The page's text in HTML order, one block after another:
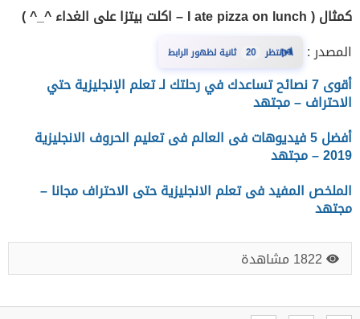
كمثال ( I ate pizza on lunch – اكلت بيتزا على الغداء ^_^ )
المصدر : ⏳انتظر 20 ثانية لظهور الرابط
أقوى 7 نصائح تساعدك في رحلتك لـ تعلم الإنجليزية حتي
الاحتراف – مجتهد
أفضل 5 فيديوهات فى العالم فى تعليم الحروف الانجليزية
2019 – مجتهد
الملخص المفيد فى تعلم الانجليزية حتى الاحتراف مجانا –
مجتهد
1822 مشاهدة